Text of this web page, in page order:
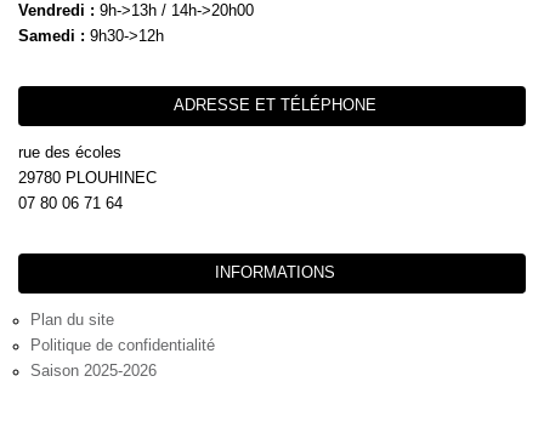
Vendredi : 9h->13h / 14h->20h00
Samedi : 9h30->12h
ADRESSE ET TÉLÉPHONE
rue des écoles
29780 PLOUHINEC
07 80 06 71 64
INFORMATIONS
Plan du site
Politique de confidentialité
Saison 2025-2026